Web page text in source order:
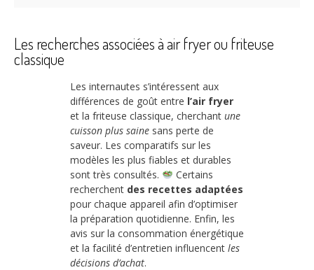
Les recherches associées à air fryer ou friteuse
classique
Les internautes s’intéressent aux
différences de goût entre l’air fryer
et la friteuse classique, cherchant une
cuisson plus saine sans perte de
saveur. Les comparatifs sur les
modèles les plus fiables et durables
sont très consultés.
Certains
recherchent des recettes adaptées
pour chaque appareil afin d’optimiser
la préparation quotidienne. Enfin, les
avis sur la consommation énergétique
et la facilité d’entretien influencent les
décisions d’achat.